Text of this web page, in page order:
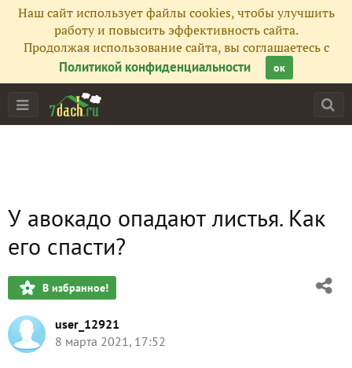
Наш сайт использует файлы cookies, чтобы улучшить
работу и повысить эффективность сайта.
Продолжая использование сайта, вы соглашаетесь с
Политикой конфиденциальности
ок
У авокадо опадают листья. Как
его спасти?
В избранное!
user_12921
8 марта 2021, 17:52